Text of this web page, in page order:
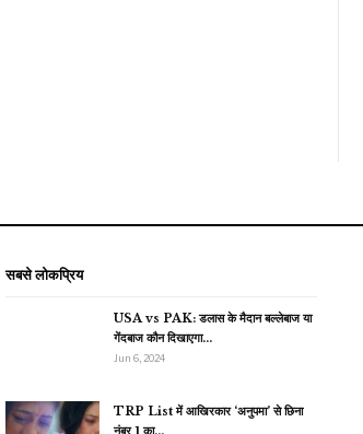
सबसे लोकप्रिय
USA vs PAK: डलास के मैदान बल्लेबाज या
गेंदबाज कौन दिखाएगा…
Jun 6, 2024
TRP List में आखिरकार ‘अनुपमा’ से छिना